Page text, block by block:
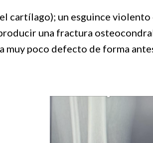
cartílago); un esguince
una fractura
muy poco defecto de forma